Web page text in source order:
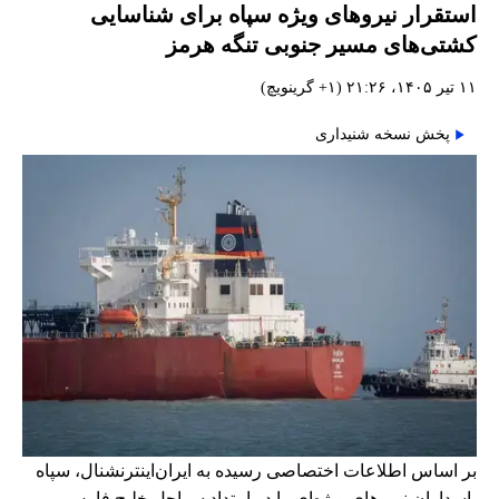
استقرار نیروهای ویژه سپاه برای شناسایی
کشتی‌های مسیر جنوبی تنگه هرمز
۱۱ تیر ۱۴۰۵، ۲۱:۲۶ (‎+۱ گرینویچ)
پخش نسخه شنیداری
بر اساس اطلاعات اختصاصی رسیده به ایران‌اینترنشنال، سپاه